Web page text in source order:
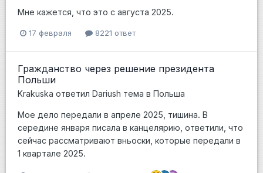
Мне кажется, что это с августа 2025.
17 февраля 8221 ответ
Гражданство через решение президента
Польши
Krakuska ответил Dariush тема в Польша
Мое дело передали в апреле 2025, тишина. В
середине января писала в канцелярию, ответили, что
сейчас рассматривают вньоски, которые передали в
1 квартале 2025.